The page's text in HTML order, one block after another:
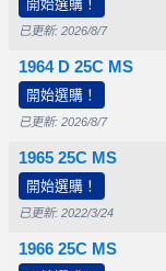
開始選購！
已更新: 2026/8/7
1964 D 25C MS
開始選購！
已更新: 2026/8/7
1965 25C MS
開始選購！
已更新: 2022/3/24
1966 25C MS
$26.50
$26.50
$10.00